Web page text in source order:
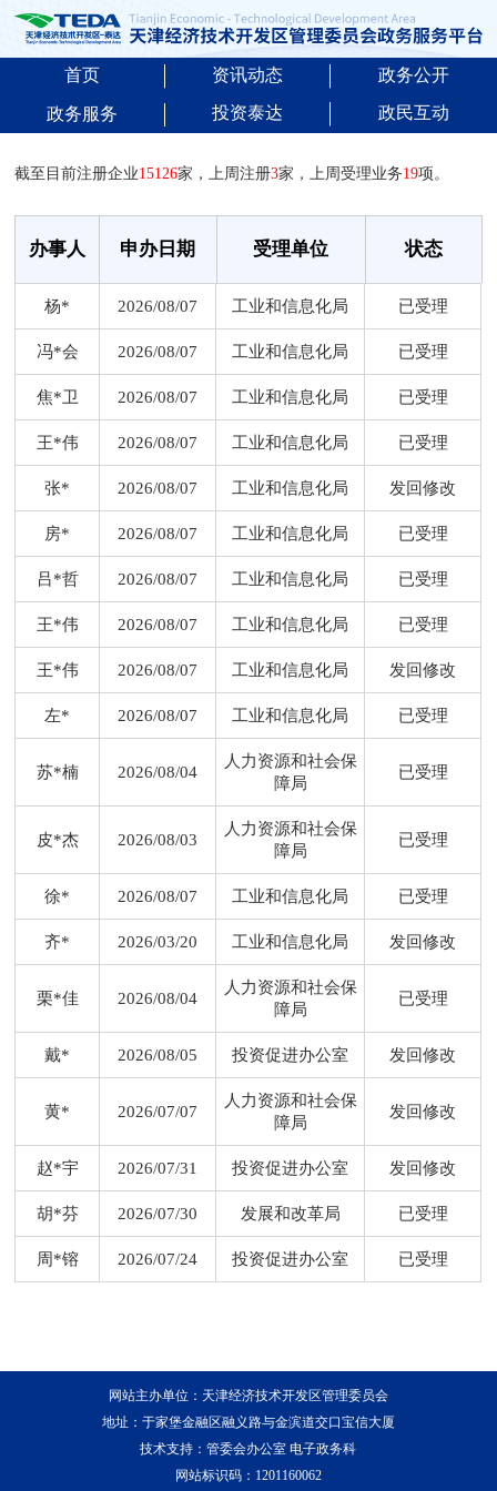
首页 资讯动态 政务公开
政务服务 投资泰达 政民互动
截至目前注册企业15126家，上周注册3家，上周受理业务19项。
办事人 申办日期 受理单位 状态
杨* 2026/08/07 工业和信息化局 已受理
冯*会 2026/08/07 工业和信息化局 已受理
焦*卫 2026/08/07 工业和信息化局 已受理
王*伟 2026/08/07 工业和信息化局 已受理
张* 2026/08/07 工业和信息化局 发回修改
房* 2026/08/07 工业和信息化局 已受理
吕*哲 2026/08/07 工业和信息化局 已受理
王*伟 2026/08/07 工业和信息化局 已受理
王*伟 2026/08/07 工业和信息化局 发回修改
左* 2026/08/07 工业和信息化局 已受理
苏*楠 2026/08/04
人力资源和社会保
障局
已受理
皮*杰 2026/08/03
人力资源和社会保
障局
已受理
徐* 2026/08/07 工业和信息化局 已受理
齐* 2026/03/20 工业和信息化局 发回修改
栗*佳 2026/08/04
人力资源和社会保
障局
已受理
戴* 2026/08/05 投资促进办公室 发回修改
黄* 2026/07/07
人力资源和社会保
障局
发回修改
赵*宇 2026/07/31 投资促进办公室 发回修改
胡*芬 2026/07/30 发展和改革局 已受理
周*镕 2026/07/24 投资促进办公室 已受理
网站主办单位：天津经济技术开发区管理委员会
地址：于家堡金融区融义路与金滨道交口宝信大厦
技术支持：管委会办公室 电子政务科
网站标识码：1201160062